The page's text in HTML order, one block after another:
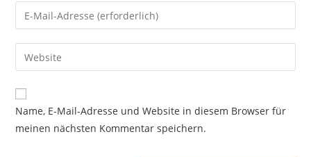
oder
zum
Kommentieren
ein
Gib
deine
E-
Mail-
zum
Kommentieren
ein
Gib
deine
Website-
URL
Name, E-Mail-Adresse und Website in diesem Browser für
meinen nächsten Kommentar speichern.